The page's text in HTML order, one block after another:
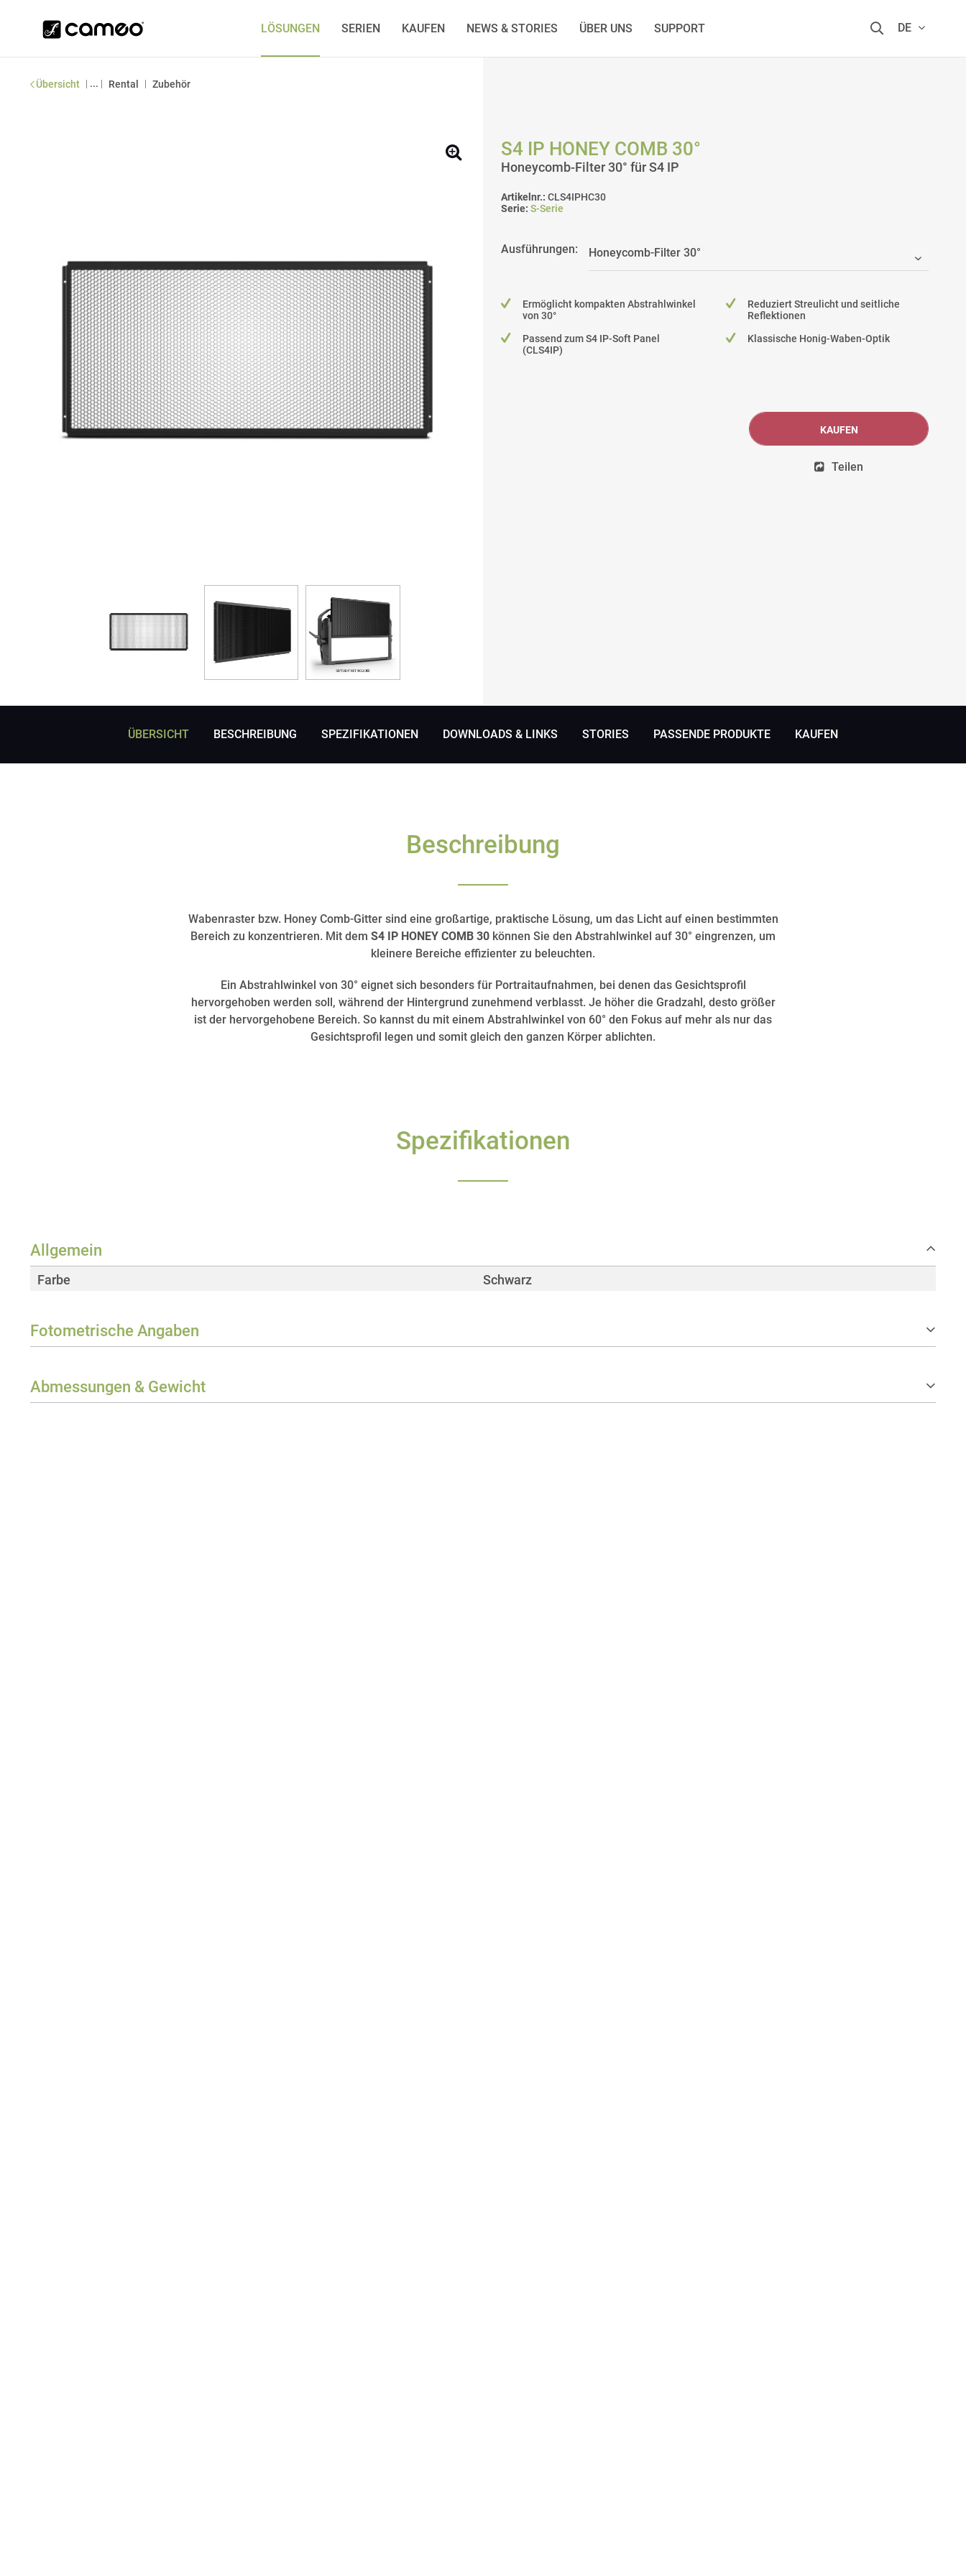
LÖSUNGEN SERIEN KAUFEN NEWS & STORIES ÜBER UNS SUPPORT DE
Übersicht | ... | Rental | Zubehör
S4 IP HONEY COMB 30°
Honeycomb-Filter 30° für S4 IP
Artikelnr.: CLS4IPHC30
Serie: S-Serie
Ausführungen:
Ermöglicht kompakten Abstrahlwinkel
von 30°
Reduziert Streulicht und seitliche
Reflektionen
Passend zum S4 IP-Soft Panel
(CLS4IP)
Klassische Honig-Waben-Optik
KAUFEN
Teilen
ÜBERSICHT BESCHREIBUNG SPEZIFIKATIONEN DOWNLOADS & LINKS STORIES PASSENDE PRODUKTE KAUFEN
Beschreibung
Wabenraster bzw. Honey Comb-Gitter sind eine großartige, praktische Lösung, um das Licht auf einen bestimmten
Bereich zu konzentrieren. Mit dem S4 IP HONEY COMB 30 können Sie den Abstrahlwinkel auf 30° eingrenzen, um
kleinere Bereiche effizienter zu beleuchten.
Ein Abstrahlwinkel von 30° eignet sich besonders für Portraitaufnahmen, bei denen das Gesichtsprofil
hervorgehoben werden soll, während der Hintergrund zunehmend verblasst. Je höher die Gradzahl, desto größer
ist der hervorgehobene Bereich. So kannst du mit einem Abstrahlwinkel von 60° den Fokus auf mehr als nur das
Gesichtsprofil legen und somit gleich den ganzen Körper ablichten.
Spezifikationen
Allgemein
Farbe Schwarz
Fotometrische Angaben
Abmessungen & Gewicht